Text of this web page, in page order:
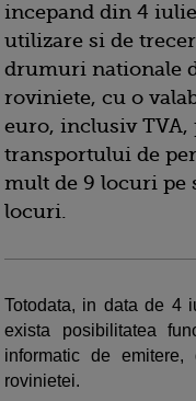
incepand din 4
utilizare si de
drumuri nationale
roviniete, cu o
euro, inclusiv TVA,
transportului de
mult de 9 locuri pe
locuri.
Totodata, in data de 4
exista posibilitatea
informatic de emitere,
rovinietei.